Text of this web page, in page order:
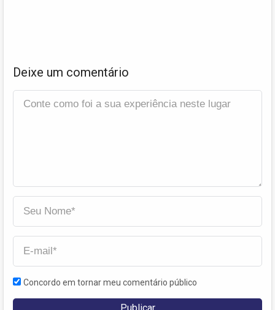
Deixe um comentário
Concordo em tornar meu comentário público